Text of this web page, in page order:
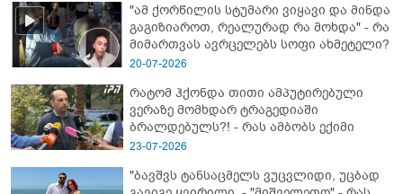
"ამ ქორწილის სტუმარი ვიყავი და მინდა
გაგიზიაროთ, რეალურად რა მოხდა" - რა
მიმართვას ავრცელებს სოფი ახმეტელი?
20-07-2026
რატომ ჰქონდა თითი ამპუტირებული
ვერაზე მომხდარ ტრაგედიაში
ბრალდებულს?! - რას ამბობს ექიმი
23-07-2026
"ბავშვს ტანსაცმელს ვუცვლიდი, უცბად